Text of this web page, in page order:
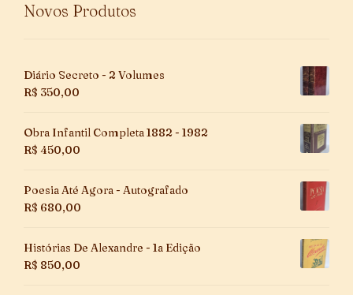
Novos Produtos
Diário Secreto - 2 Volumes
R$ 350,00
Obra Infantil Completa 1882 - 1982
R$ 450,00
Poesia Até Agora - Autografado
R$ 680,00
Histórias De Alexandre - 1a Edição
R$ 850,00